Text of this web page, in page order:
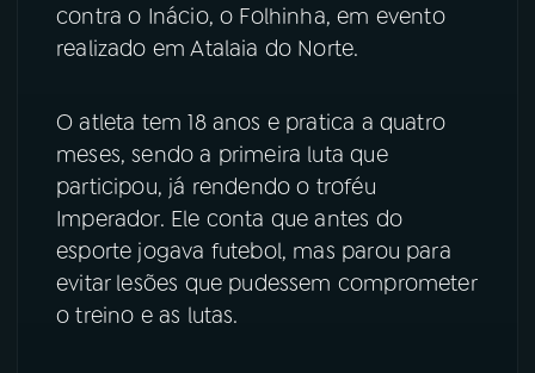
08FESTIVAL DE MÚSICA
YouTube Facebook
Instagram X
TikTok
contra o Inácio, o Folhinha, em evento
realizado em Atalaia do Norte.
O atleta tem 18 anos e pratica a quatro
meses, sendo a primeira luta que
participou, já rendendo o troféu
Imperador. Ele conta que antes do
esporte jogava futebol, mas parou para
evitar lesões que pudessem comprometer
o treino e as lutas.